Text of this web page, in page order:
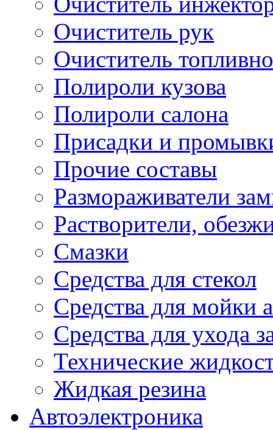
Очиститель рук
Очиститель
Полироли кузова
Полироли салона
Присадки и
Прочие составы
Размораживатели
Растворители,
Смазки
Средства для стекол
Средства для мойки
Средства для ухода
Технические
Жидкая резина
Автоэлектроника